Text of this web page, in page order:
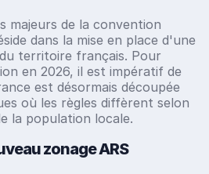
majeurs de la convention
dans la mise en place d'une
territoire français. Pour
en 2026, il est impératif de
est désormais découpée
où les règles diffèrent selon
la population locale.
zonage ARS